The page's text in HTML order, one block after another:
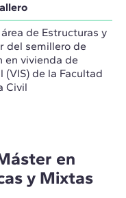
de Estructuras y
del semillero de
en vivienda de
(VIS) de la Facultad
Civil
en
y Mixtas